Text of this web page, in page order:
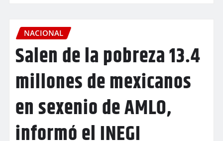
NACIONAL
Salen de la pobreza 13.4
millones de mexicanos
en sexenio de AMLO,
informó el INEGI